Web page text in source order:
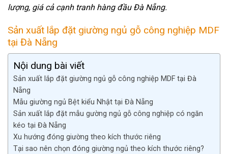
lượng, giá cả cạnh tranh hàng đầu Đà Nẵng.
Sản xuất lắp đặt giường ngủ gỗ công nghiệp MDF
tại Đà Nẵng
Nội dung bài viết
Sản xuất lắp đặt giường ngủ gỗ công nghiệp MDF tại Đà
Nẵng
Mẫu giường ngủ Bệt kiểu Nhật tại Đà Nẵng
Sản xuất lắp đặt mẫu gường ngủ gỗ công nghiệp có ngăn
kéo tại Đà Nẵng
Xu hướng đóng giường theo kích thước riêng
Tại sao nên chọn đóng giường ngủ theo kích thước riêng?